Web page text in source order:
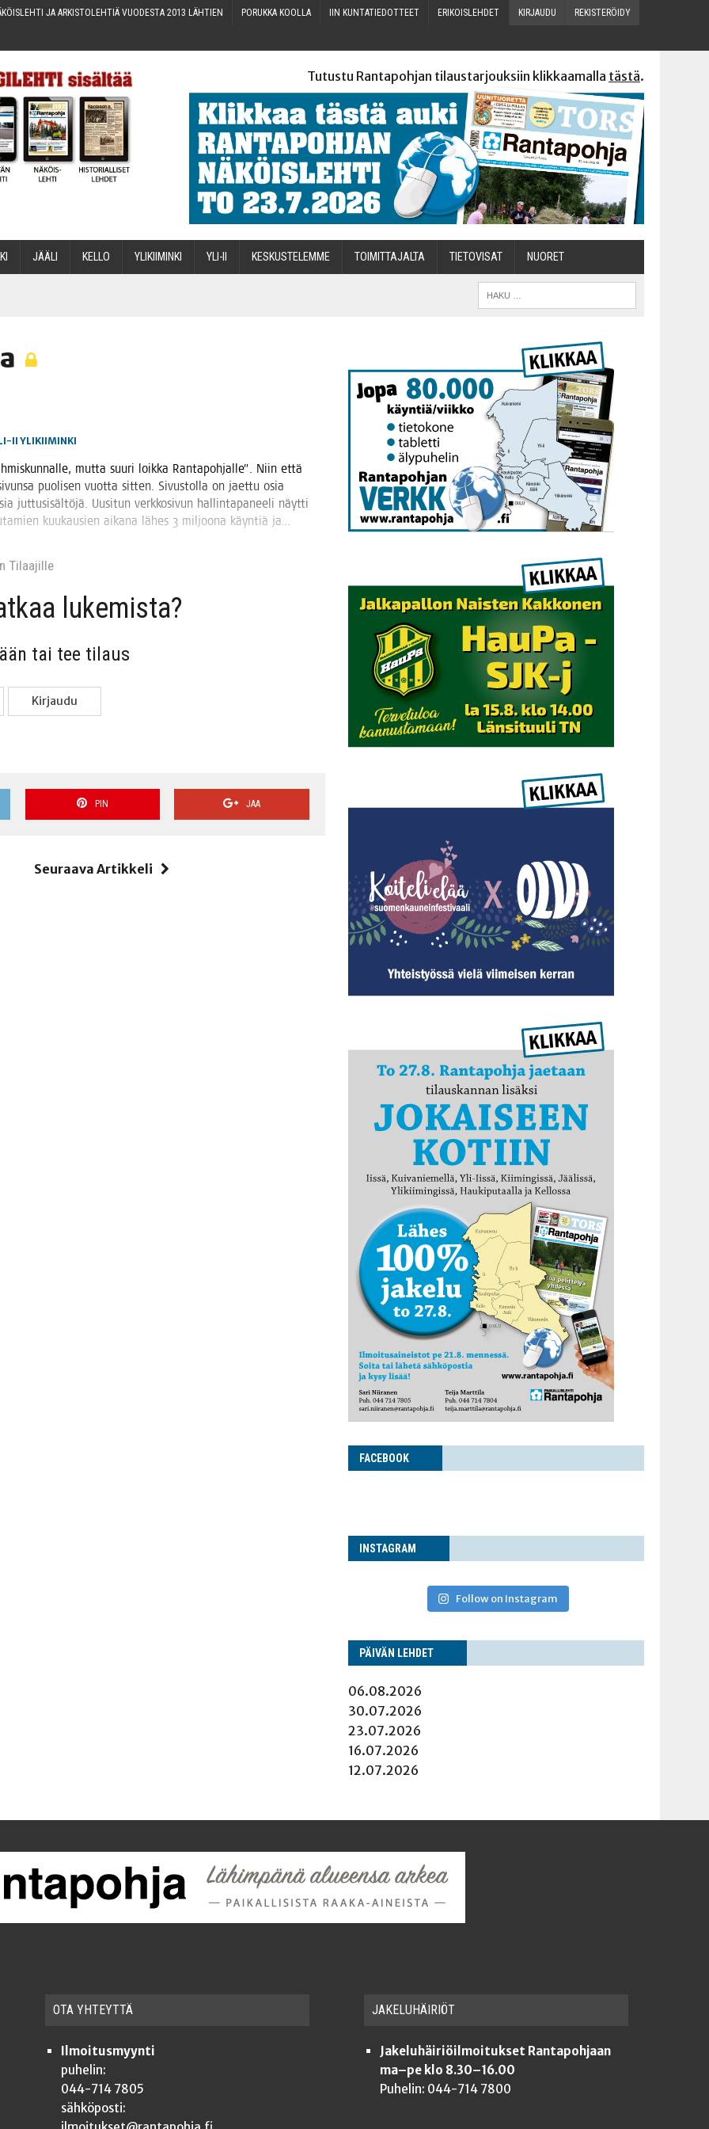
JA ARKIS­TO­LEH­TIÄ VUO­DES­TA 2013 LÄHTIEN PORUK­KA KOOLLA IIN KUN­TA­TIE­DOT­TEET ERI­KOIS­LEH­DET KIR­JAU­DU REKIS­TE­RÖI­DY
Tutustu Rantapohjan tilaustarjouksiin klikkaamalla tästä.
JÄÄ­LI KEL­LO YLI­KII­MIN­KI YLI-II KES­KUS­TE­LEM­ME TOI­MIT­TA­JAL­TA TIETOVISAT NUO­RET
II YLIKIIMINKI
mut­ta suu­ri loik­ka Ran­ta­poh­jal­le”. Niin että
puo­li­sen vuot­ta sit­ten. Sivus­tol­la on jaet­tu osia
jut­tusi­säl­tö­jä. Uusi­tun verk­ko­si­vun hal­lin­ta­pa­nee­li näyt­ti
kuu­kausien aika­na lähes 3 mil­joo­na käyn­tiä ja…
Tilaa­jil­le
lukemista?
tai tee tilaus
Kir­jau­du
PIN JAA
Seuraava Artikkeli
FACE­BOOK
INS­TA­GRAM
Follow on Instagram
PÄI­VÄN LEHDET
06.08.2026
30.07.2026
23.07.2026
16.07.2026
12.07.2026
OTA YHTEYT­TÄ
Ilmoitusmyynti
puhelin:
044-714 7805
sähköposti:
JAKE­LU­HÄI­RIÖT
Jakeluhäiriöilmoitukset Rantapohjaan
ma–pe klo 8.30–16.00
Puhelin: 044-714 7800